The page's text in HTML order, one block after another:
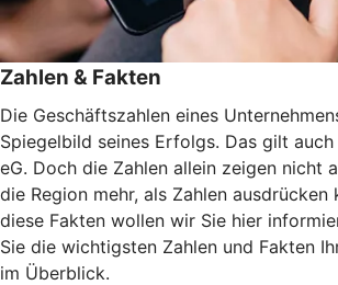
Zahlen & Fakten
Die Geschäftszahlen eines
Spiegelbild seines Erfolgs. Das gilt
eG. Doch die Zahlen allein zeigen nicht
die Region mehr, als Zahlen ausdrücken
diese Fakten wollen wir Sie hier
Sie die wichtigsten Zahlen und Fakten
im Überblick.